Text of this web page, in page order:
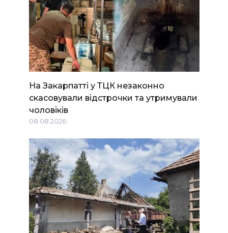
На Закарпатті у ТЦК незаконно
скасовували відстрочки та утримували
чоловіків
08.08.2026